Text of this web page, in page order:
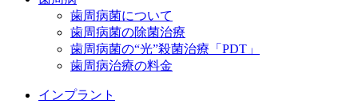
歯周病菌について
歯周病菌の除菌治療
歯周病菌の“光”殺菌治療「PDT」
歯周病治療の料金
インプラント